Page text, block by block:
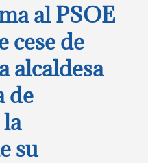
al PSOE
cese de
alcaldesa
de
su